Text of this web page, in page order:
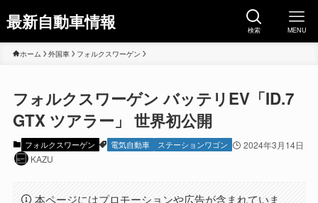
最新自動車情報 検索 MENU
ホーム 外国車 フォルクスワーゲン
フォルクスワーゲン バッテリEV「ID.7
GTX ツアラー」 世界初公開
フォルクスワーゲン 電気自動車 ステーションワゴン
2024年3月14日
KAZU
本ページにはプロモーションや広告が含まれていま